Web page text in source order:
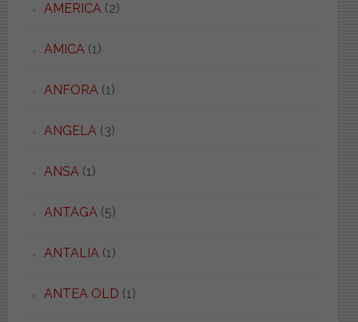
AMERICA(2)
AMICA(1)
ANFORA(1)
ANGELA(3)
ANSA(1)
ANTAGA(5)
ANTALIA(1)
ANTEA OLD (1)